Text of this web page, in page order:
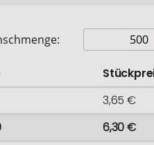
3,65 €
6,30 €